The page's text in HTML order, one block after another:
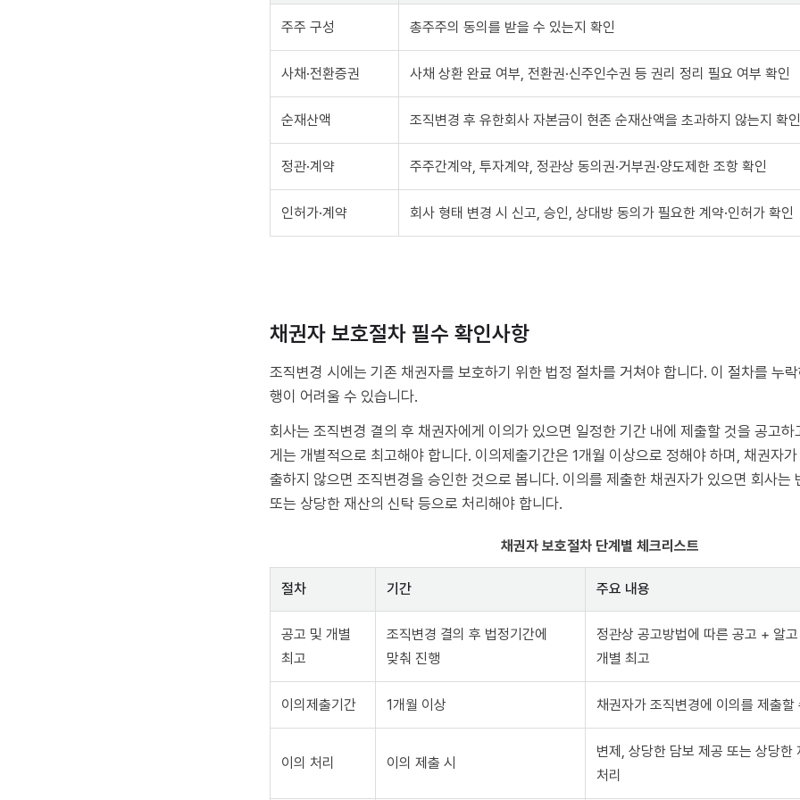
주주 구성 총주주의 동의를 받을 수 있는지 확인
사채·전환증권 사채 상환 완료 여부, 전환권·신주인수권 등 권리 정리 필요 여부 확인
순재산액 조직변경 후 유한회사 자본금이 현존 순재산액을 초과하지 않는지 확인
정관·계약 주주간계약, 투자계약, 정관상 동의권·거부권·양도제한 조항 확인
인허가·계약 회사 형태 변경 시 신고, 승인, 상대방 동의가 필요한 계약·인허가 확인
채권자 보호절차 필수 확인사항
조직변경 시에는 기존 채권자를 보호하기 위한 법정 절차를 거쳐야 합니다. 이 절차를 누
행이 어려울 수 있습니다.
회사는 조직변경 결의 후 채권자에게 이의가 있으면 일정한 기간 내에 제출할 것을 공고하
게는 개별적으로 최고해야 합니다. 이의제출기간은 1개월 이상으로 정해야 하며, 채권자
출하지 않으면 조직변경을 승인한 것으로 봅니다. 이의를 제출한 채권자가 있으면 회사는
또는 상당한 재산의 신탁 등으로 처리해야 합니다.
채권자 보호절차 단계별 체크리스트
절차 기간 주요 내용
공고 및 개별
최고
조직변경 결의 후 법정기간에
맞춰 진행
정관상 공고방법에 따른 공고 + 알
개별 최고
이의제출기간 1개월 이상 채권자가 조직변경에 이의를 제출할
이의 처리 이의 제출 시
변제, 상당한 담보 제공 또는 상당한
처리